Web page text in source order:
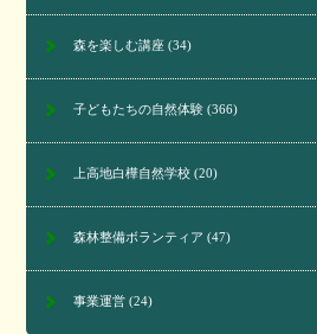
森を楽しむ講座(34)
子どもたちの自然体験(366)
上高地白樺自然学校(20)
森林整備ボランティア (47)
事業運営(24)